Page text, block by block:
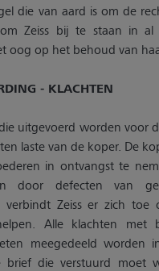
die van aard is om de
Zeiss bij te staan in al
oog op het behoud van
- KLACHTEN
uitgevoerd worden voor
laste van de koper. De
in ontvangst te
door defecten van
verbindt Zeiss er zich toe
Alle klachten met
meegedeeld worden
brief die verstuurd moet